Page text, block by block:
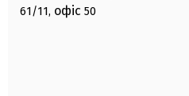
61/11, офіс 50